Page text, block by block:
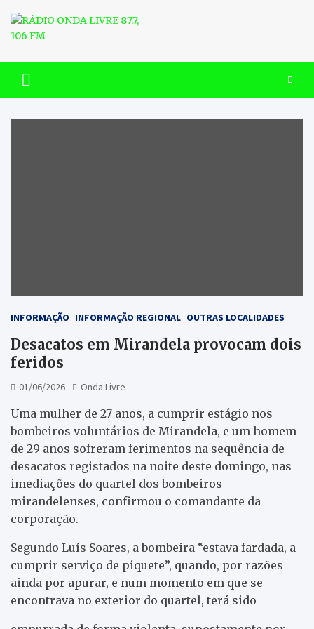
content
RÁDIO ONDA LIVRE 87.7, 106
FM
INFORMAÇÃO INFORMAÇÃO REGIONAL OUTRAS LOCALIDADES
Desacatos em Mirandela provocam dois
feridos
01/06/2026 Onda Livre
Uma mulher de 27 anos, a cumprir estágio nos
bombeiros voluntários de Mirandela, e um homem
de 29 anos sofreram ferimentos na sequência de
desacatos registados na noite deste domingo, nas
imediações do quartel dos bombeiros
mirandelenses, confirmou o comandante da
corporação.
Segundo Luís Soares, a bombeira “estava fardada, a
cumprir serviço de piquete”, quando, por razões
ainda por apurar, e num momento em que se
encontrava no exterior do quartel, terá sido